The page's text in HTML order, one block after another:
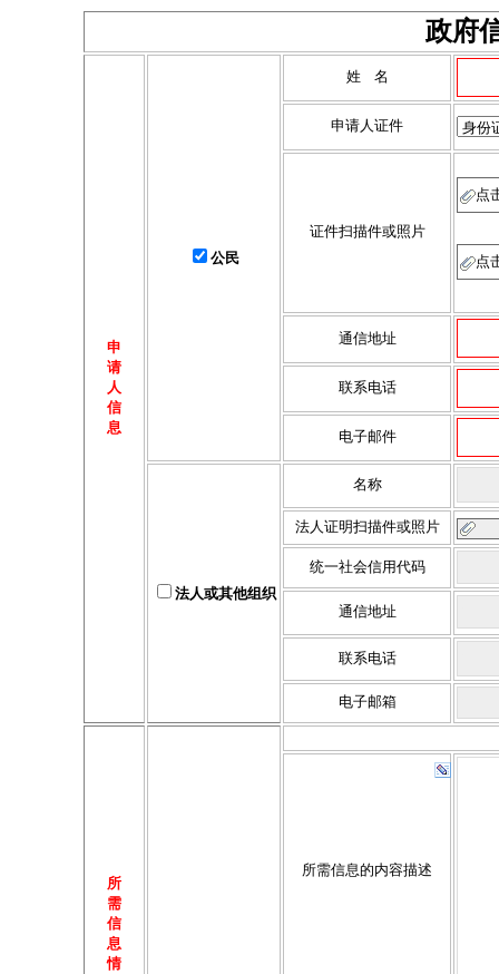
政府
申
请
人
信
息
公民
姓 名
申请人证件
证件扫描件或照片
点
点
通信地址
联系电话
电子邮件
法人或其他组织
名称
法人证明扫描件或照片
统一社会信用代码
通信地址
联系电话
电子邮箱
所
需
信
息
情
所需信息的内容描述